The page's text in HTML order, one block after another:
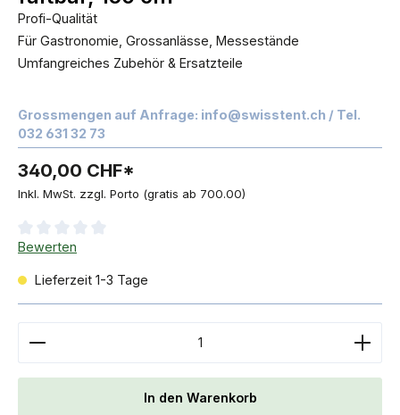
Profi-Qualität
Für Gastronomie, Grossanlässe, Messestände
Umfangreiches Zubehör & Ersatzteile
Grossmengen auf Anfrage: info@swisstent.ch / Tel.
032 631 32 73
340,00 CHF*
Inkl. MwSt. zzgl. Porto (gratis ab 700.00)
Durchschnittliche Bewertung von 0 von 5 Sternen
Bewerten
Lieferzeit 1-3 Tage
Produkt Anzahl: Gib den gewünschten Wert ein
In den Warenkorb